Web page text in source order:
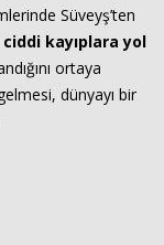
Süveyş’ten
kayıplara yol
ortaya
dünyayı bir